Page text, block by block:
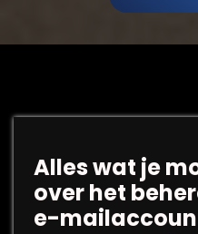
Alles wat je
over het
e-